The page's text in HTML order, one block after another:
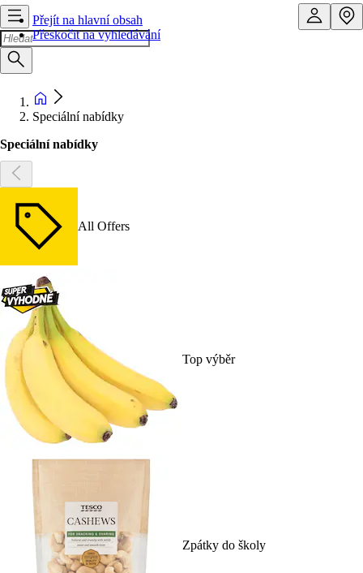
Přejít na hlavní obsah
Přeskočit na vyhledávání
Speciální nabídky
Speciální nabídky
All Offers
Top výběr
Zpátky do školy